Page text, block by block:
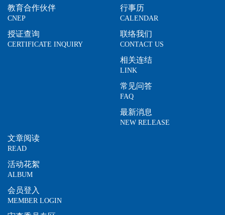
教育合作伙伴
CNEP
授证查询
CERTIFICATE INQUIRY
行事历
CALENDAR
联络我们
CONTACT US
相关连结
LINK
常见问答
FAQ
最新消息
NEW RELEASE
文章阅读
READ
活动花絮
ALBUM
会员登入
MEMBER LOGIN